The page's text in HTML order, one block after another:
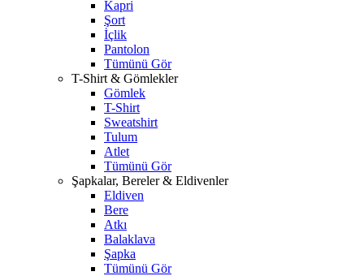
Kapri
Şort
İçlik
Pantolon
Tümünü Gör
T-Shirt & Gömlekler
Gömlek
T-Shirt
Sweatshirt
Tulum
Atlet
Tümünü Gör
Şapkalar, Bereler & Eldivenler
Eldiven
Bere
Atkı
Balaklava
Şapka
Tümünü Gör